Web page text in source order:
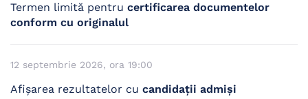
Termen limită pentru certificarea documentelor
conform cu originalul
12 septembrie 2026, ora 19:00
Afișarea rezultatelor cu candidații admiși